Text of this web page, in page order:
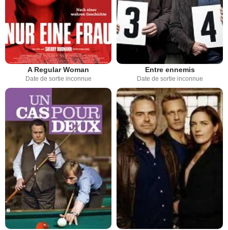
A Regular Woman
Date de sortie inconnue
Entre ennemis
Date de sortie inconnue